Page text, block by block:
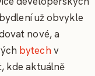
už obvykle
nové, a
bytechv
kde aktuálně